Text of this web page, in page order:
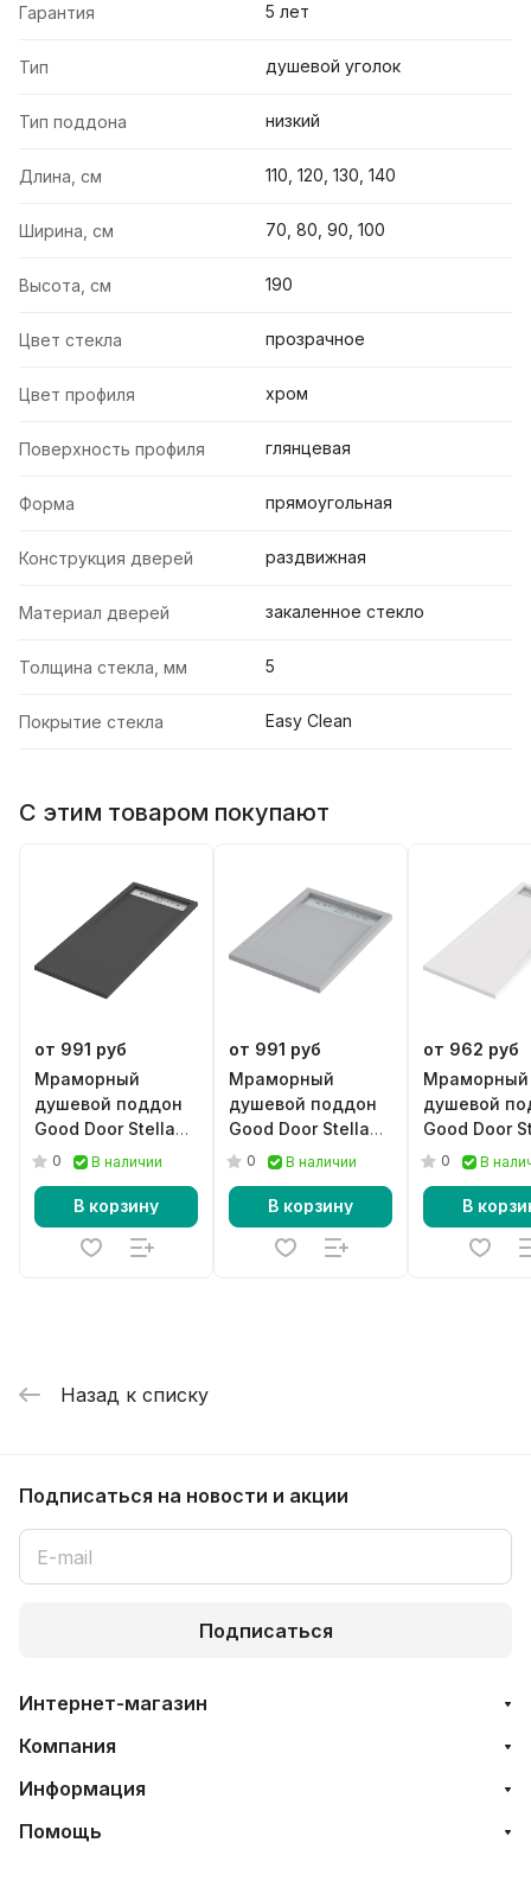
Гарантия 5 лет
Тип душевой уголок
Тип поддона низкий
Длина, см 110, 120, 130, 140
Ширина, см 70, 80, 90, 100
Высота, см 190
Цвет стекла прозрачное
Цвет профиля хром
Поверхность профиля глянцевая
Форма прямоугольная
Конструкция дверей раздвижная
Материал дверей закаленное стекло
Толщина стекла, мм 5
Покрытие стекла Easy Clean
С этим товаром покупают
от 991 руб
Мраморный
душевой поддон
Good Door Stella
черный
0 В наличии
В корзину
от 991 руб
Мраморный
душевой поддон
Good Door Stella
серый
0 В наличии
В корзину
от 962 руб
Мраморный
душевой
Good Door
белый
0 В
В
Назад к списку
Подписаться на новости и акции
Подписаться
Интернет-магазин
Компания
Информация
Помощь